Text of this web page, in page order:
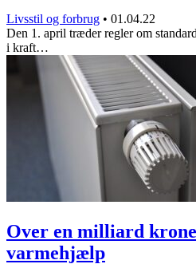
Livsstil og forbrug • 01.04.22
Den 1. april træder regler om
i kraft…
Over en milliard
varmehjælp